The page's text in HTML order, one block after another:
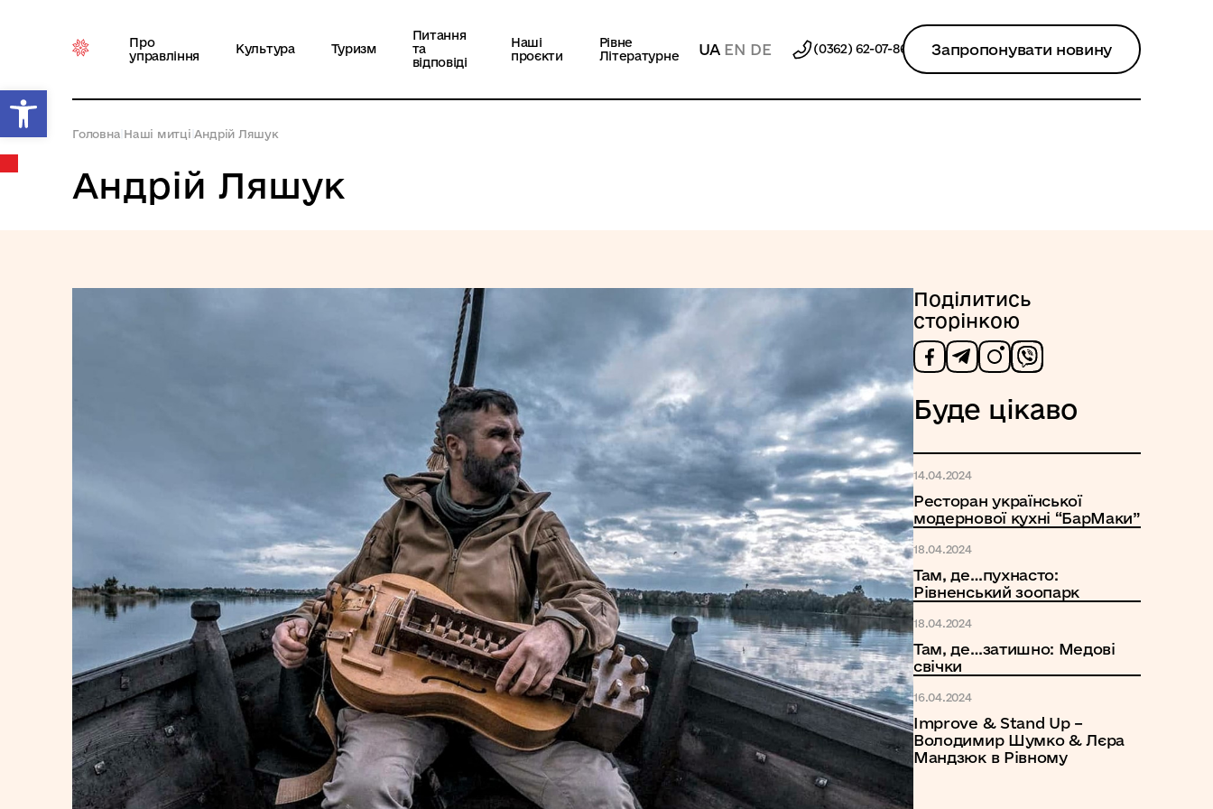
Відкрити Панель інструментів
Про
управління
Культура Туризм
Питання
та
відповіді
Наші
проєкти
Рівне
Літературне
UA EN DE (0362) 62-07-86 Запропонувати новину
Головна Наші митці |Андрій Ляшук
Андрій Ляшук
Поділитись
сторінкою
Буде цікаво
14.04.2024
Ресторан української
модернової кухні “БарМаки”
18.04.2024
Там, де…пухнасто:
Рівненський зоопарк
18.04.2024
Там, де…затишно: Медові
свічки
16.04.2024
Improve & Stand Up –
Володимир Шумко & Лєра
Мандзюк в Рівному